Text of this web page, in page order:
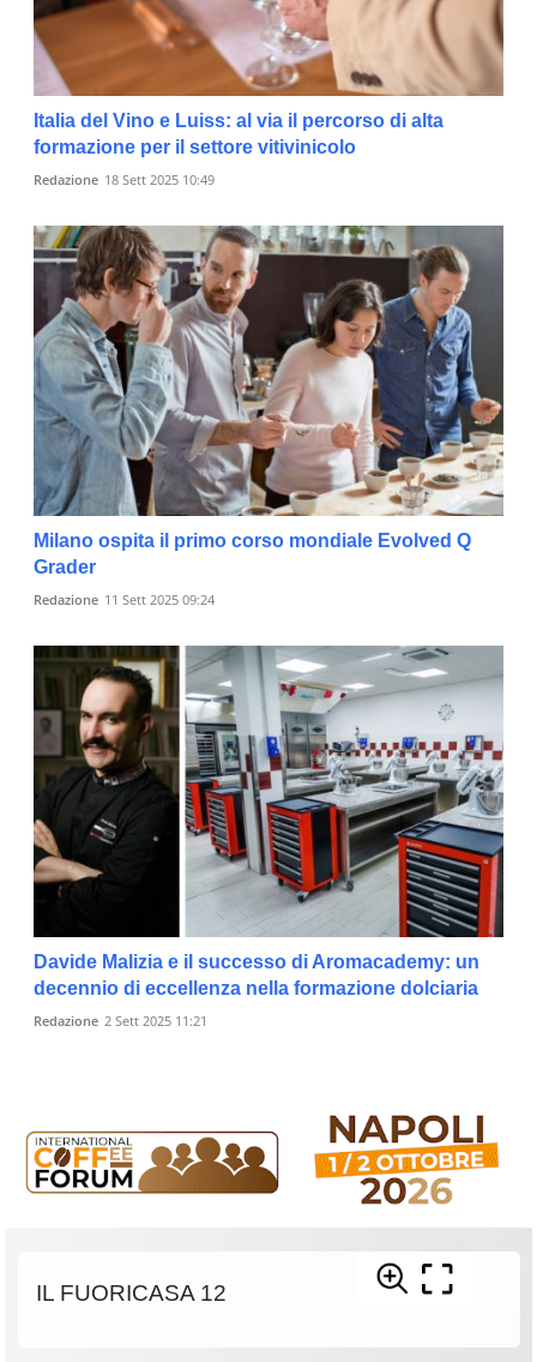
Italia del Vino e Luiss: al via il percorso di alta
formazione per il settore vitivinicolo
Redazione 18 Sett 2025 10:49
Milano ospita il primo corso mondiale Evolved Q
Grader
Redazione 11 Sett 2025 09:24
Davide Malizia e il successo di Aromacademy: un
decennio di eccellenza nella formazione dolciaria
Redazione 2 Sett 2025 11:21